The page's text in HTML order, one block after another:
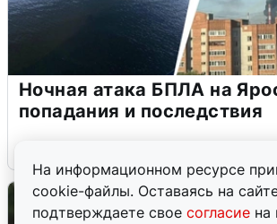
На информационном ресурсе
cookie-файлы. Оставаясь на
подтверждаете свое согласие на
Ночная атака БПЛА на
попадания и последствия